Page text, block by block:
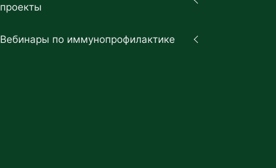
проекты
Вебинары по иммунопрофилактике